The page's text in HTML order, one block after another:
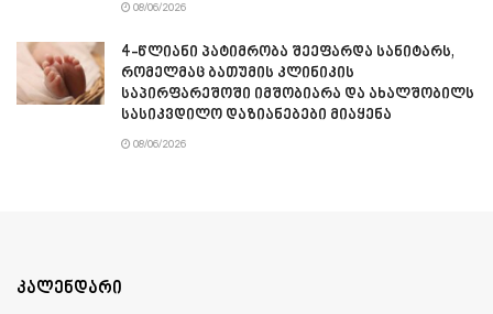
08/06/2026
4-წლიანი პატიმრობა შეეფარდა სანიტარს,
რომელმაც ბათუმის კლინიკის
საპირფარეშოში იმშობიარა და ახალშობილს
სასიკვდილო დაზიანებები მიაყენა
08/06/2026
კალენდარი